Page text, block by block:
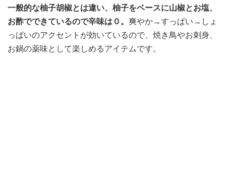
一般的な柚子胡椒とは違い、柚子をベースに山椒とお塩、
お酢でできているので辛味は０。 爽やか→すっぱい→しょ
っぱいのアクセントが効いているので、焼き鳥やお刺身、
お鍋の薬味として楽しめるアイテムです。